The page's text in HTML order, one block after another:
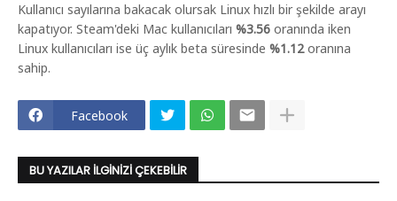
Kullanıcı sayılarına bakacak olursak Linux hızlı bir şekilde arayı
kapatıyor. Steam'deki Mac kullanıcıları %3.56 oranında iken
Linux kullanıcıları ise üç aylık beta süresinde %1.12oranına
sahip.
Facebook
BU YAZILAR İLGINIZI ÇEKEBILIR